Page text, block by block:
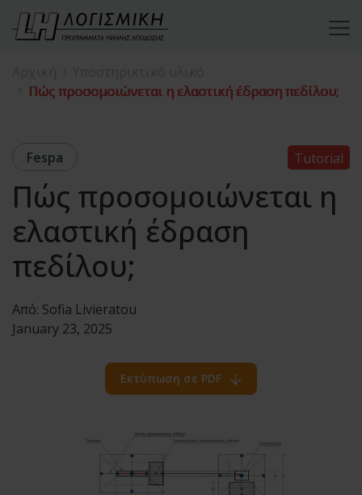
Πώς προσομοιώνεται η ελαστική έδραση πεδίλου;
Fespa Tutorial
Πώς προσομοιώνεται η
ελαστική έδραση
πεδίλου;
Από: Sofia Livieratou
January 23, 2025
Εκτύπωση σε PDF